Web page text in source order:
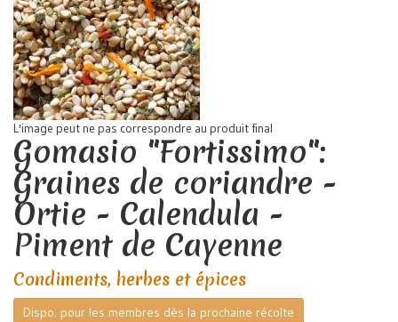
L'image peut ne pas correspondre au produit final
Gomasio "Fortissimo":
Graines de coriandre -
Ortie - Calendula -
Piment de Cayenne
Condiments, herbes et épices
Dispo. pour les membres dès la prochaine récolte